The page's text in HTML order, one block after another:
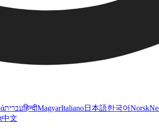
עבריתहिन्दीMagyarItaliano日本語한국어Norsk
中文